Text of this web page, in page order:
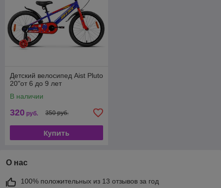
Детский велосипед Aist Pluto
20"от 6 до 9 лет
В наличии
320 руб. 350 руб.
Купить
О нас
100% положительных из 13 отзывов за год